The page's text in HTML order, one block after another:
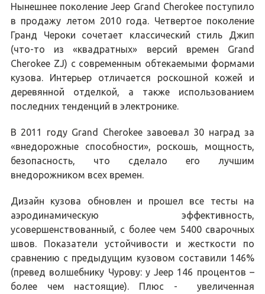
Нынешнее поколение Jeep Grand Cherokee поступило
в продажу летом 2010 года. Четвертое поколение
Гранд Чероки сочетает классический стиль Джип
(что-то из «квадратных» версий времен Grand
Cherokee ZJ) с современным обтекаемыми формами
кузова. Интерьер отличается роскошной кожей и
деревянной отделкой, а также использованием
последних тенденций в электронике.
В 2011 году Grand Cherokee завоевал 30 наград за
«внедорожные способности», роскошь, мощность,
безопасность, что сделало его лучшим
внедорожником всех времен.
Дизайн кузова обновлен и прошел все тесты на
аэродинамическую эффективность,
усовершенствованный, с более чем 5400 сварочных
швов. Показатели устойчивости и жесткости по
сравнению с предыдущим кузовом составили 146%
(превед волшебнику Чурову: у Jeep 146 процентов –
более чем настоящие). Плюс - увеличенная